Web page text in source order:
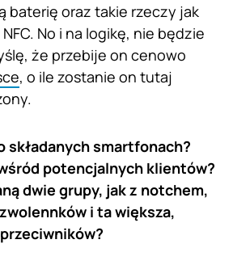
baterię oraz takie rzeczy jak
No i na logikę, nie będzie
że przebije on cenowo
, o ile zostanie on tutaj
składanych smartfonach?
potencjalnych klientów?
dwie grupy, jak z notchem,
i ta większa,
przeciwników?